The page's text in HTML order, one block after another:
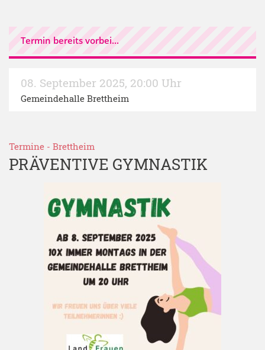
Termin bereits vorbei...
08. September 2025, 20:00 Uhr
Gemeindehalle Brettheim
Termine - Brettheim
PRÄVENTIVE GYMNASTIK